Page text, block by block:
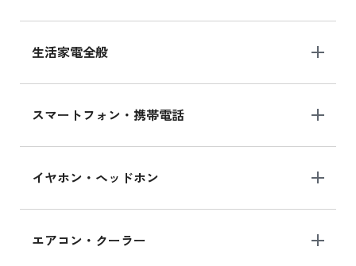
生活家電全般
スマートフォン・携帯電話
イヤホン・ヘッドホン
エアコン・クーラー